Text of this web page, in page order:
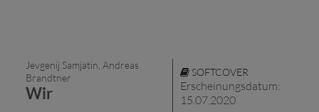
Jevgenij Samjatin, Andreas
Brandtner
Wir
SOFTCOVER
Erscheinungsdatum:
15.07.2020